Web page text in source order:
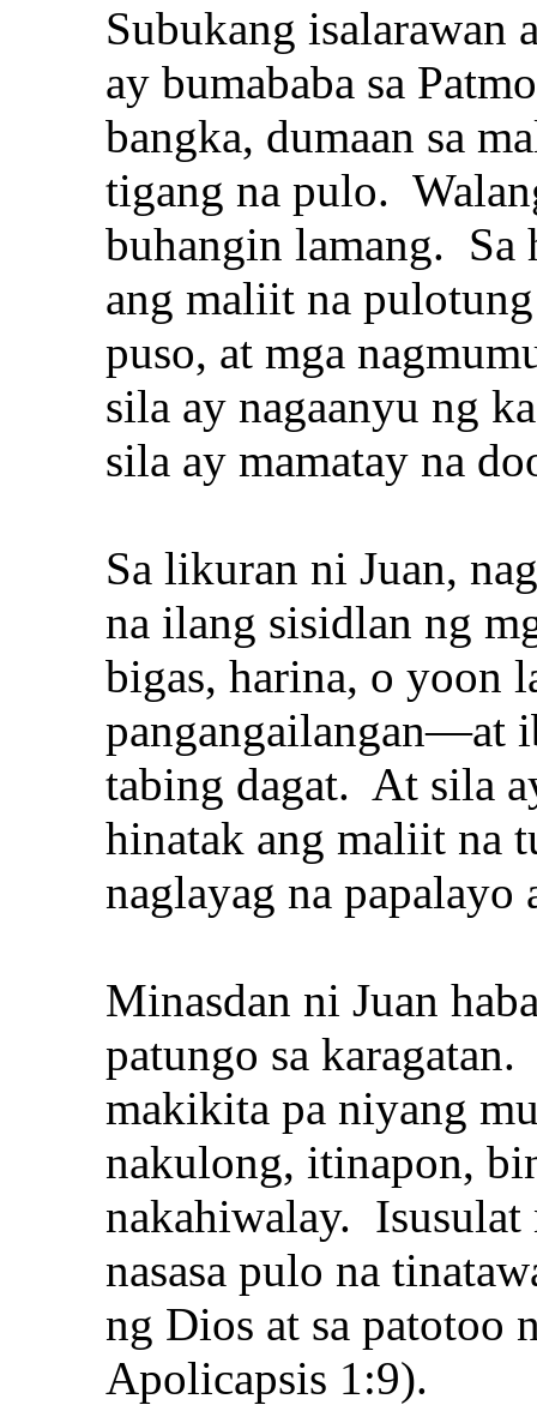
Subukang isalarawan
ay bumababa sa
bangka, dumaan sa
tigang na pulo.
buhangin lamang. Sa
ang maliit na
puso, at mga
sila ay nagaanyu ng
sila ay mamatay na
Sa likuran ni Juan,
na ilang sisidlan ng
bigas, harina, o yoon
pangangailangan—at
tabing dagat. At sila
hinatak ang maliit na
naglayag na papalayo
Minasdan ni Juan
patungo sa
makikita pa niyang
nakulong, itinapon,
nakahiwalay. Isusulat
nasasa pulo na
ng Dios at sa patotoo
Apolicapsis 1:9).